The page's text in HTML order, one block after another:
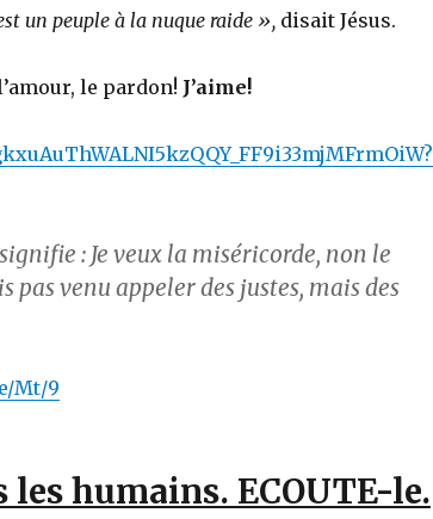
un peuple à la nuque raide », disait Jésus.
le pardon! J’aime!
: Je veux la miséricorde, non le
pas venu appeler des justes, mais des
Mt/9
les humains. ECOUTE-le.